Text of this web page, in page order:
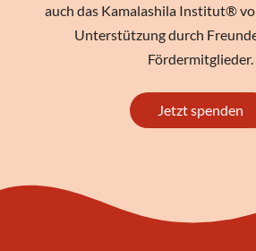
auch das Kamalashila Institut®
Unterstützung durch
Fördermitglieder.
Jetzt spenden